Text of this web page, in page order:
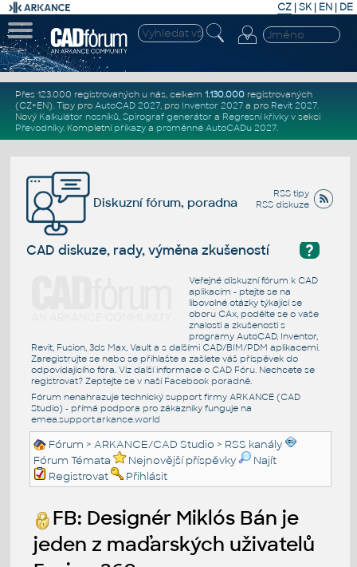
CZ | SK| EN | DE
Přes 123.000 registrovaných u nás, celkem 1.130.000registrovaných
(CZ+EN). Tipy pro AutoCAD 2027, pro Inventor 2027a pro Revit 2027.
Nový Kalkulátor nosníků, Spirograf generátor a Regresní křivkyv sekci
Převodníky. Kompletní příkazya proměnné AutoCADu 2027.
RSS tipy
RSS diskuze
Diskuzní fórum, poradna
?
CAD diskuze, rady, výměna zkušeností
Veřejné diskuzní fórum k CAD
aplikacím - ptejte se na
libovolné otázky týkající se
oboru CAx, podělte se o vaše
znalosti a zkušenosti s
programy AutoCAD, Inventor,
Revit, Fusion, 3ds Max, Vault a s dalšími CAD/BIM/PDM aplikacemi.
Zaregistrujte se nebo se přihlašte a zašlete váš příspěvek do
odpovídajícího fóra. Viz další informace o CAD Fóru. Nechcete se
registrovat? Zeptejte se v naší Facebook poradně.
Fórum nenahrazuje technický support firmy ARKANCE (CAD
Studio) - přímá podpora pro zákazníky funguje na
emea.support.arkance.world
Fórum >ARKANCE/CAD Studio > RSS kanály
Fórum Témata
Nejnovější příspěvky
Najít
Registrovat
Přihlásit
FB: Designér Miklós Bán je
jeden z maďarských uživatelů